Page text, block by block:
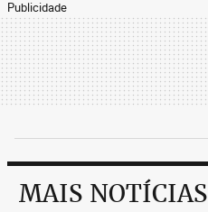
Publicidade
MAIS NOTÍCIAS